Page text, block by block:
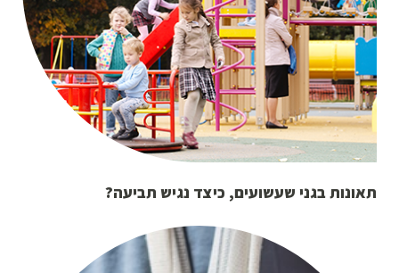
תאונות בגני שעשועים, כיצד נגיש תביעה?